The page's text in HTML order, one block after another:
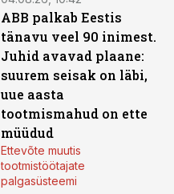
ABB palkab Eestis
tänavu veel 90 inimest.
Juhid avavad plaane:
suurem seisak on läbi,
uue aasta
tootmismahud on ette
müüdud
Ettevõte muutis
tootmistöötajate
palgasüsteemi